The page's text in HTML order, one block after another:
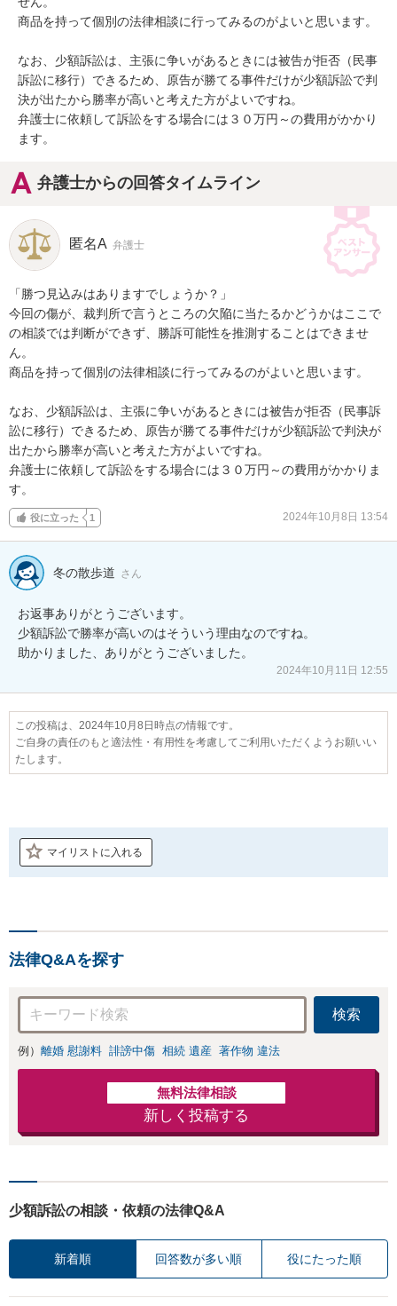
商品を持って個別の法律相談に行ってみるのがよいと思います。
なお、少額訴訟は、主張に争いがあるときには被告が拒否（民事
訴訟に移行）できるため、原告が勝てる事件だけが少額訴訟で判
決が出たから勝率が高いと考えた方がよいですね。
弁護士に依頼して訴訟をする場合には３０万円～の費用がかかり
ます。
弁護士からの回答タイムライン
匿名A 弁護士
「勝つ見込みはありますでしょうか？」
今回の傷が、裁判所で言うところの欠陥に当たるかどうかはここで
の相談では判断ができず、勝訴可能性を推測することはできませ
ん。
商品を持って個別の法律相談に行ってみるのがよいと思います。
なお、少額訴訟は、主張に争いがあるときには被告が拒否（民事訴
訟に移行）できるため、原告が勝てる事件だけが少額訴訟で判決が
出たから勝率が高いと考えた方がよいですね。
弁護士に依頼して訴訟をする場合には３０万円～の費用がかかりま
す。
役に立った 1 2024年10月8日 13:54
冬の散歩道 さん
お返事ありがとうございます。
少額訴訟で勝率が高いのはそういう理由なのですね。
助かりました、ありがとうございました。
2024年10月11日 12:55
この投稿は、2024年10月8日時点の情報です。
ご自身の責任のもと適法性・有用性を考慮してご利用いただくようお願いい
たします。
マイリストに入れる
法律Q&Aを探す
検索
例） 離婚 慰謝料 誹謗中傷 相続 遺産 著作物 違法
無料法律相談
新しく投稿する
少額訴訟の相談・依頼の法律Q&A
新着順 回答数が多い順 役にたった順